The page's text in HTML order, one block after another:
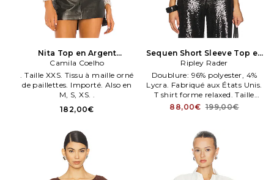
Nita Top en Argent
Métallisé, Gris
Camila Coelho
. Taille XXS. Tissu à maille orné
de paillettes. Importé. Also en
M, S, XS. .
182,00€
Sequen Short Sleeve Top en
Noir
Ripley Rader
Doublure: 96% polyester, 4%
Lycra. Fabriqué aux États Unis.
T shirt forme relaxed. Taille
cropped. 1020.
88,00€ 199,00€